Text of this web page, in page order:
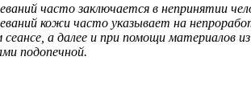
часто заключается в непринятии
кожи часто указывает на
сеансе, а далее и при помощи материалов
подопечной.